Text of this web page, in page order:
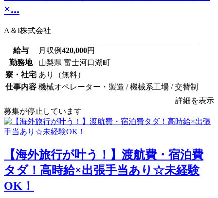
×...
A＆I株式会社
給与 月収例420,000円
勤務地
山梨県 富士河口湖町
寮・社宅 あり（無料）
仕事内容 機械オペレーター・製造 / 機械系工場 / 交替制
詳細を表示
募集が停止しています
【海外旅行が叶う！】渡航費・宿泊費
タダ！高時給×出張手当あり☆未経験
OK！